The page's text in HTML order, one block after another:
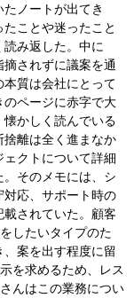
ノートが出てき
ことや迷ったこと
み返した。中に
されずに議案を通
質は会社にとって
ページに赤字で大
かしく読んでいる
捨離は全く進まなか
クトについて詳細
そのメモには、シ
応、サポート時の
されていた。顧客
したいタイプのた
案を出す程度に留
を求めるため、レス
んはこの業務につい